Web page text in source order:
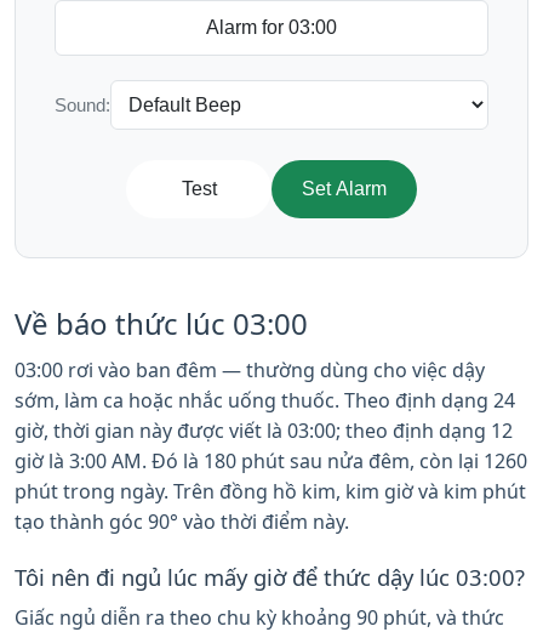
Sound:
Test Set Alarm
Về báo thức lúc 03:00
03:00 rơi vào ban đêm — thường dùng cho việc dậy
sớm, làm ca hoặc nhắc uống thuốc. Theo định dạng 24
giờ, thời gian này được viết là 03:00; theo định dạng 12
giờ là 3:00 AM. Đó là 180 phút sau nửa đêm, còn lại 1260
phút trong ngày. Trên đồng hồ kim, kim giờ và kim phút
tạo thành góc 90° vào thời điểm này.
Tôi nên đi ngủ lúc mấy giờ để thức dậy lúc 03:00?
Giấc ngủ diễn ra theo chu kỳ khoảng 90 phút, và thức